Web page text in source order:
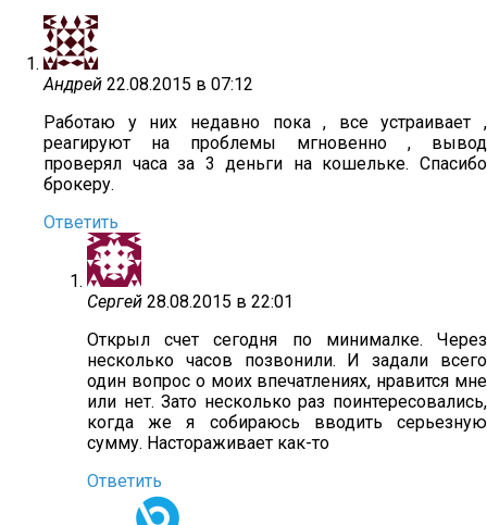
Андрей 22.08.2015 в 07:12
Работаю у них недавно пока , все устраивает ,
реагируют на проблемы мгновенно , вывод
проверял часа за 3 деньги на кошельке. Спасибо
брокеру.
Ответить
Сергей 28.08.2015 в 22:01
Открыл счет сегодня по минималке. Через
несколько часов позвонили. И задали всего
один вопрос о моих впечатлениях, нравится мне
или нет. Зато несколько раз поинтересовались,
когда же я собираюсь вводить серьезную
сумму. Настораживает как-то
Ответить